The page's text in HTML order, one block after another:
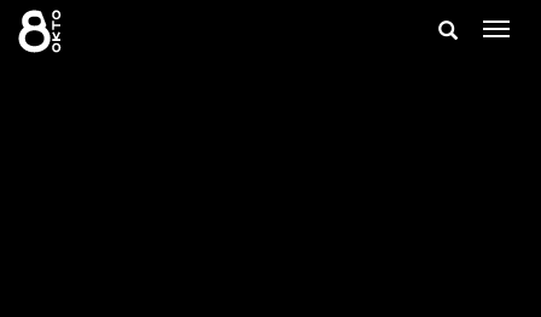
Zum
Inhalt
springen
Suche